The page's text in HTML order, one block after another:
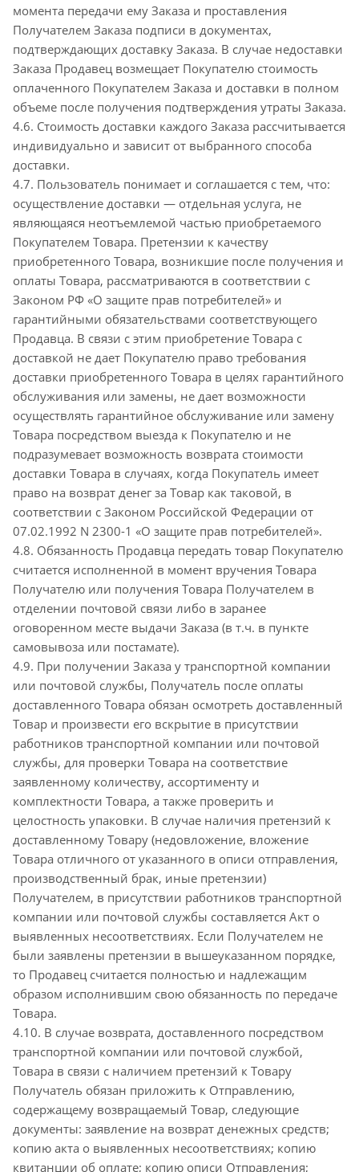
момента передачи ему Заказа и проставления
Получателем Заказа подписи в документах,
подтверждающих доставку Заказа. В случае недоставки
Заказа Продавец возмещает Покупателю стоимость
оплаченного Покупателем Заказа и доставки в полном
объеме после получения подтверждения утраты Заказа.
4.6. Стоимость доставки каждого Заказа рассчитывается
индивидуально и зависит от выбранного способа
доставки.
4.7. Пользователь понимает и соглашается с тем, что:
осуществление доставки — отдельная услуга, не
являющаяся неотъемлемой частью приобретаемого
Покупателем Товара. Претензии к качеству
приобретенного Товара, возникшие после получения и
оплаты Товара, рассматриваются в соответствии с
Законом РФ «О защите прав потребителей» и
гарантийными обязательствами соответствующего
Продавца. В связи с этим приобретение Товара с
доставкой не дает Покупателю право требования
доставки приобретенного Товара в целях гарантийного
обслуживания или замены, не дает возможности
осуществлять гарантийное обслуживание или замену
Товара посредством выезда к Покупателю и не
подразумевает возможность возврата стоимости
доставки Товара в случаях, когда Покупатель имеет
право на возврат денег за Товар как таковой, в
соответствии с Законом Российской Федерации от
07.02.1992 N 2300-1 «О защите прав потребителей».
4.8. Обязанность Продавца передать товар Покупателю
считается исполненной в момент вручения Товара
Получателю или получения Товара Получателем в
отделении почтовой связи либо в заранее
оговоренном месте выдачи Заказа (в т.ч. в пункте
самовывоза или постамате).
4.9. При получении Заказа у транспортной компании
или почтовой службы, Получатель после оплаты
доставленного Товара обязан осмотреть доставленный
Товар и произвести его вскрытие в присутствии
работников транспортной компании или почтовой
службы, для проверки Товара на соответствие
заявленному количеству, ассортименту и
комплектности Товара, а также проверить и
целостность упаковки. В случае наличия претензий к
доставленному Товару (недовложение, вложение
Товара отличного от указанного в описи отправления,
производственный брак, иные претензии)
Получателем, в присутствии работников транспортной
компании или почтовой службы составляется Акт о
выявленных несоответствиях. Если Получателем не
были заявлены претензии в вышеуказанном порядке,
то Продавец считается полностью и надлежащим
образом исполнившим свою обязанность по передаче
Товара.
4.10. В случае возврата, доставленного посредством
транспортной компании или почтовой службой,
Товара в связи с наличием претензий к Товару
Получатель обязан приложить к Отправлению,
содержащему возвращаемый Товар, следующие
документы: заявление на возврат денежных средств;
копию акта о выявленных несоответствиях; копию
квитанции об оплате; копию описи Отправления;